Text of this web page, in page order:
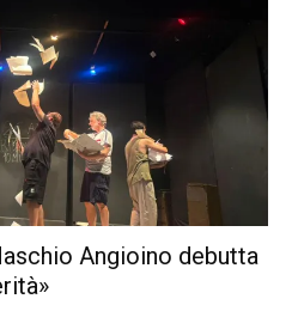
Angioino debutta